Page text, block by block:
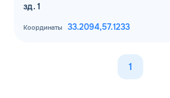
зд. 1
Координаты 33.2094,57.1233
1